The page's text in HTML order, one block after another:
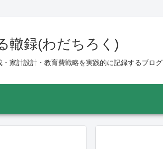
轍録(わだちろく)
家計設計・教育費戦略を実践的に記録するブログ